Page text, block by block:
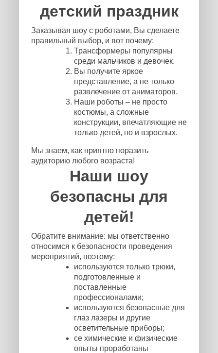
детский праздник
Заказывая шоу с роботами, Вы сделаете
правильный выбор, и вот почему:
Трансформеры популярны
среди мальчиков и девочек.
Вы получите яркое
представление, а не только
развлечение от аниматоров.
Наши роботы – не просто
костюмы, а сложные
конструкции, впечатляющие не
только детей, но и взрослых.
Мы знаем, как приятно поразить
аудиторию любого возраста!
Наши шоу
безопасны для
детей!
Обратите внимание: мы ответственно
относимся к безопасности проведения
мероприятий, поэтому:
используются только трюки,
подготовленные и
поставленные
профессионалами;
используются безопасные для
глаз лазеры и другие
осветительные приборы;
се химические и физические
опыты проработаны